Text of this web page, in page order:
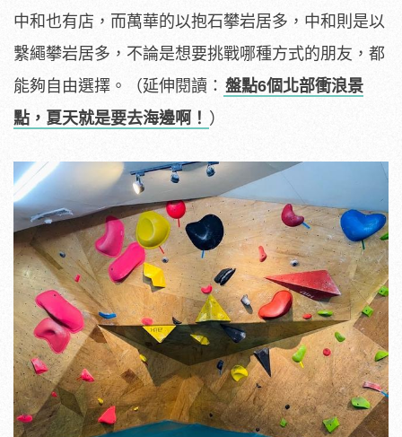
中和也有店，而萬華的以抱石攀岩居多，中和則是以
繫繩攀岩居多，不論是想要挑戰哪種方式的朋友，都
能夠自由選擇。（延伸閱讀： 盤點6個北部衝浪景
點，夏天就是要去海邊啊！ ）